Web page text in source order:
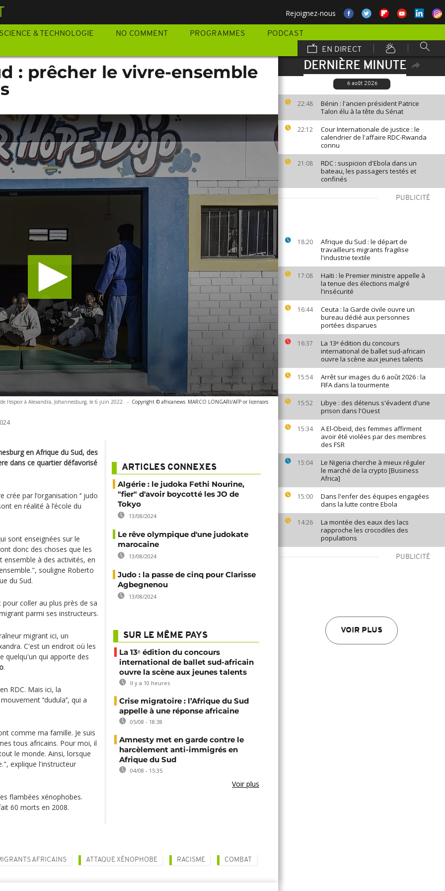
Rejoignez-nous
SCIENCE & TECHNOLOGIE NO COMMENT PROGRAMMES
PODCAST
EN DIRECT
DERNIÈRE MINUTE
6 août 2026
22:48
Bénin : l'ancien président Patrice
Talon élu à la tête du Sénat
22:12
Cour Internationale de justice : le
calendrier de l'affaire RDC-Rwanda
connu
21:08
RDC : suspicion d'Ebola dans un
bateau, les passagers testés et
confinés
PUBLICITÉ
18:20
Afrique du Sud : le départ de
travailleurs migrants fragilise
l'industrie textile
17:08
Haïti : le Premier ministre appelle à
la tenue des élections malgré
l'insécurité
16:44
Ceuta : la Garde civile ouvre un
bureau dédié aux personnes
portées disparues
16:37
La 13ᵉ édition du concours
international de ballet sud-africain
ouvre la scène aux jeunes talents
15:54
Arrêt sur images du 6 août 2026 : la
FIFA dans la tourmente
15:52
Libye : des détenus s'évadent d'une
prison dans l'Ouest
15:34
A El-Obeid, des femmes affirment
avoir été violées par des membres
des FSR
15:04
Le Nigeria cherche à mieux réguler
le marché de la crypto [Business
Africa]
15:00
Dans l'enfer des équipes engagées
dans la lutte contre Ebola
14:26
La montée des eaux des lacs
rapproche les crocodiles des
populations
PUBLICITÉ
VOIR PLUS
: prêcher le vivre-ensemble
l'espoir à Alexandra, Johannesburg, le 6 juin 2022. - Copyright © africanews MARCO LONGARI/AFP or licensors
en Afrique du Sud, des
dans ce quartier défavorisé
par l’organisation ‘’ judo
en réalité à l’école du
sont enseignées sur le
donc des choses que les
à des activités, en
souligne Roberto
du Sud.
coller au plus près de sa
parmi ses instructeurs.
migrant ici, un
C'est un endroit où les
quelqu'un qui apporte des
.
RDC. Mais ici, la
‘’dudula’’, qui a
comme ma famille. Je suis
tous africains. Pour moi, il
le monde. Ainsi, lorsque
explique l'instructeur
flambées xénophobes.
60 morts en 2008.
ARTICLES CONNEXES
Algérie : le judoka Fethi Nourine,
"fier" d'avoir boycotté les JO de
Tokyo
13/08/2024
Le rêve olympique d'une judokate
marocaine
13/08/2024
Judo : la passe de cinq pour Clarisse
Agbegnenou
13/08/2024
SUR LE MÊME PAYS
La 13ᵉ édition du concours
international de ballet sud-africain
ouvre la scène aux jeunes talents
Il y a 10 heures
Crise migratoire : l’Afrique du Sud
appelle à une réponse africaine
05/08 - 18:38
Amnesty met en garde contre le
harcèlement anti-immigrés en
Afrique du Sud
04/08 - 15:35
Voir plus
AFRICAINS ATTAQUE XÉNOPHOBE RACISME COMBAT